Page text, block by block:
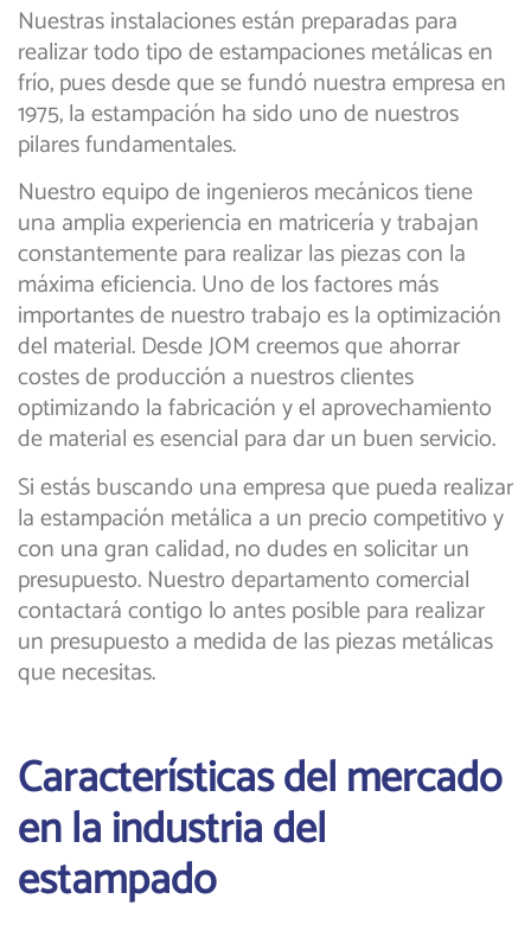
Nuestras instalaciones están preparadas para
realizar todo tipo de estampaciones metálicas en
frío, pues desde que se fundó nuestra empresa en
1975, la estampación ha sido uno de nuestros
pilares fundamentales.
Nuestro equipo de ingenieros mecánicos tiene
una amplia experiencia en matricería y trabajan
constantemente para realizar las piezas con la
máxima eficiencia. Uno de los factores más
importantes de nuestro trabajo es la optimización
del material. Desde JOM creemos que ahorrar
costes de producción a nuestros clientes
optimizando la fabricación y el aprovechamiento
de material es esencial para dar un buen servicio.
Si estás buscando una empresa que pueda realizar
la estampación metálica a un precio competitivo y
con una gran calidad, no dudes en solicitar un
presupuesto. Nuestro departamento comercial
contactará contigo lo antes posible para realizar
un presupuesto a medida de las piezas metálicas
que necesitas.
Características del mercado
en la industria del
estampado